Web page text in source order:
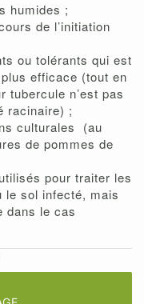
humides ;
de l’initiation
ou tolérants qui est
efficace (tout en
tubercule n’est pas
racinaire) ;
culturales (au
de pommes de
pour traiter les
le sol infecté, mais
dans le cas